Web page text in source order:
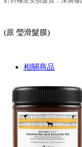
(原 瑩滑髮膜)
相關商品